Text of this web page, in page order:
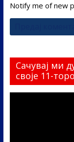
Notify me of new
Сачувај ми
своје 11-